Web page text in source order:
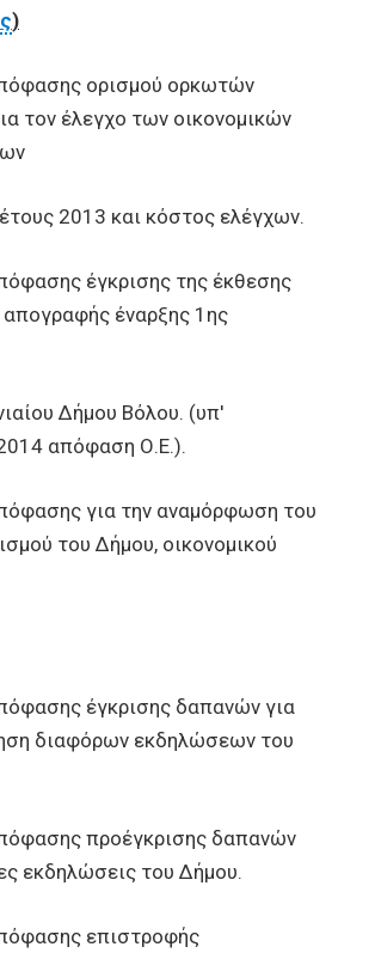
)
ορισμού ορκωτών
τον έλεγχο των οικονομικών
2013 και κόστος ελέγχων.
έγκρισης της έκθεσης
έναρξης 1ης
Δήμου Βόλου. (υπ'
απόφαση Ο.Ε.).
για την αναμόρφωση του
του Δήμου, οικονομικού
έγκρισης δαπανών για
διαφόρων εκδηλώσεων του
προέγκρισης δαπανών
εκδηλώσεις του Δήμου.
επιστροφής